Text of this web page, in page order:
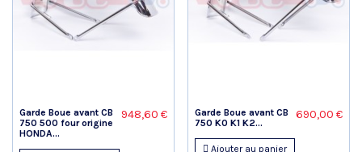
Garde Boue avant CB
750 500 four origine
HONDA...
948,60 €
Garde Boue avant CB
750 K0 K1 K2...
690,00 €
Ajouter au panier